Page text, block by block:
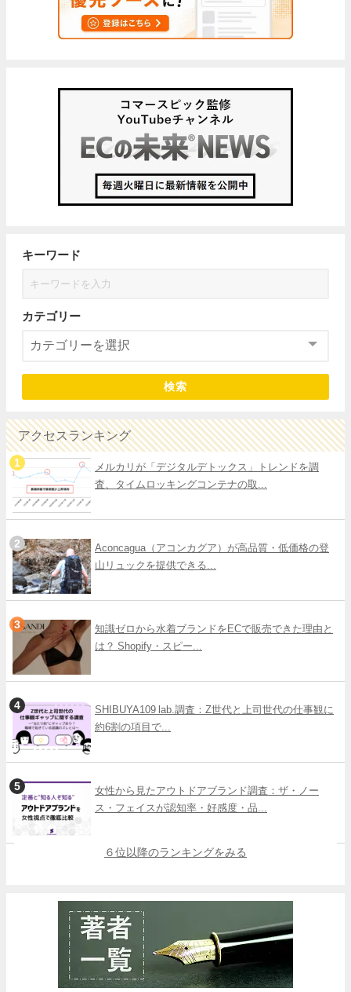
キーワード
カテゴリー
検索
アクセスランキング
メルカリが「デジタルデトックス」トレンドを調
査、タイムロッキングコンテナの取...
Aconcagua（アコンカグア）が高品質・低価格の登
山リュックを提供できる...
知識ゼロから水着ブランドをECで販売できた理由と
は？ Shopify・スピー...
SHIBUYA109 lab.調査：Z世代と上司世代の仕事観に
約6割の項目で...
女性から見たアウトドアブランド調査：ザ・ノー
ス・フェイスが認知率・好感度・品...
６位以降のランキングをみる